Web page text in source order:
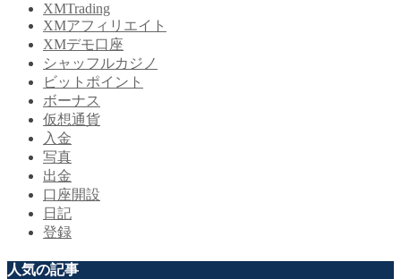
XMTrading
XMアフィリエイト
XMデモ口座
シャッフルカジノ
ビットポイント
ボーナス
仮想通貨
入金
写真
出金
口座開設
日記
登録
人気の記事